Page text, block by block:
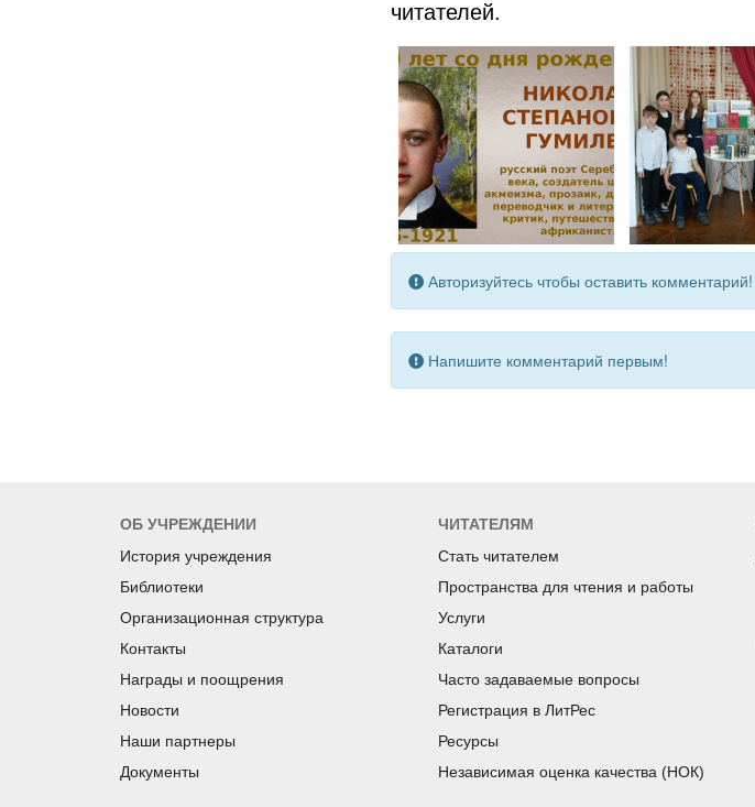
читателей.
Авторизуйтесь чтобы оставить комментарий!
Напишите комментарий первым!
ОБ УЧРЕЖДЕНИИ
История учреждения
Библиотеки
Организационная структура
Контакты
Награды и поощрения
Новости
Наши партнеры
Документы
ЧИТАТЕЛЯМ
Стать читателем
Пространства для чтения и работы
Услуги
Каталоги
Часто задаваемые вопросы
Регистрация в ЛитРес
Ресурсы
Независимая оценка качества (НОК)